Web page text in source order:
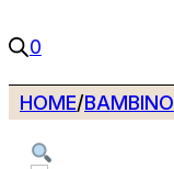
0
HOME/BAMBINO